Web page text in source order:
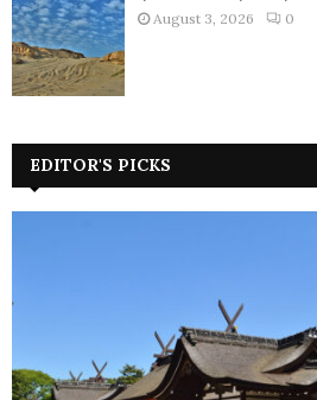
August 3, 2026 0
EDITOR'S PICKS